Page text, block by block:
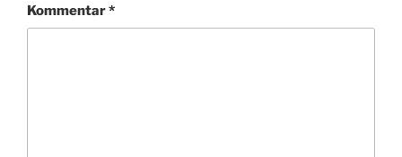
Kommentar*